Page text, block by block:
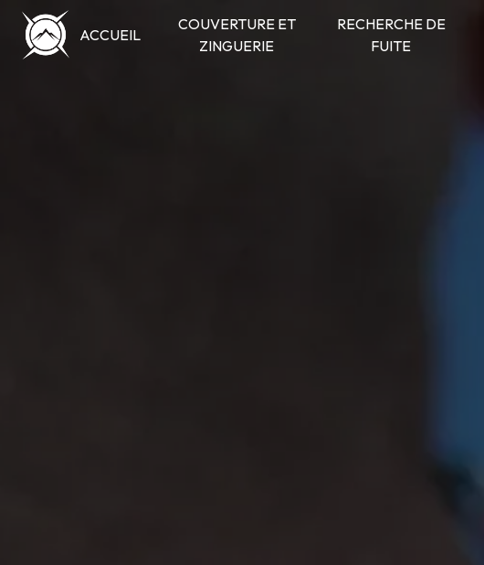
ACCUEIL
COUVERTURE ET
ZINGUERIE
RECHERCHE DE
FUITE
Panneau de gestion des cookies